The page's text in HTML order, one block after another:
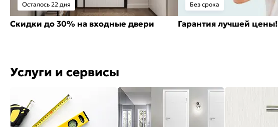
Осталось 22 дня
Скидки до 30% на входные двери
Без срока
Гарантия лучшей цены!
Услуги и сервисы